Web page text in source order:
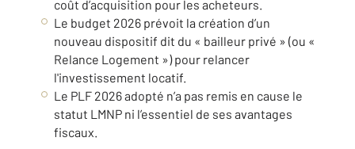
coût d’acquisition pour les acheteurs.
Le budget 2026 prévoit la création d’un
nouveau dispositif dit du « bailleur privé » (ou «
Relance Logement ») pour relancer
l'investissement locatif.
Le PLF 2026 adopté n’a pas remis en cause le
statut LMNP ni l’essentiel de ses avantages
fiscaux.